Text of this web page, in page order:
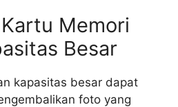
Memori
Besar
kapasitas besar dapat
foto yang